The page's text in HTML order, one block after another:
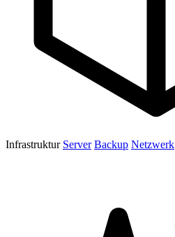
Infrastruktur Server Backup Netzwerk